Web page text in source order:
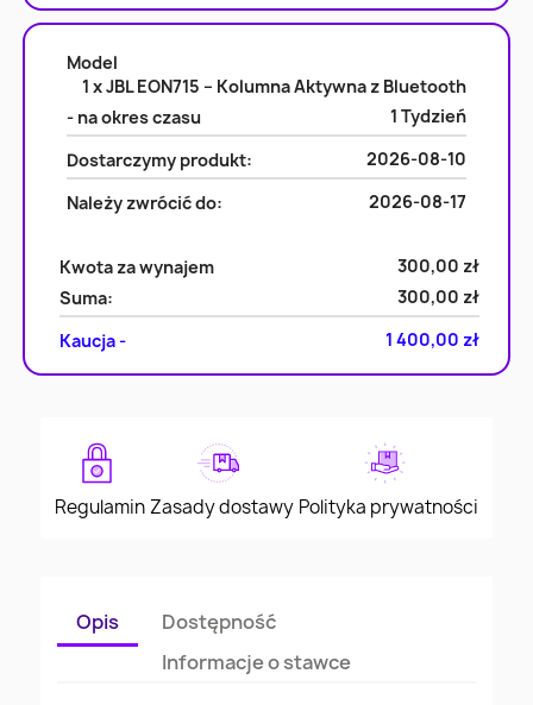
Model
1 x JBL EON715 – Kolumna Aktywna z Bluetooth
- na okres czasu
1 Tydzień
Dostarczymy produkt:
2026-08-10
Należy zwrócić do:
2026-08-17
Kwota za wynajem
300,00 zł
Suma:
300,00 zł
Kaucja -
1 400,00 zł
Regulamin Zasady dostawy Polityka prywatności
Opis
Dostępność
Informacje o stawce